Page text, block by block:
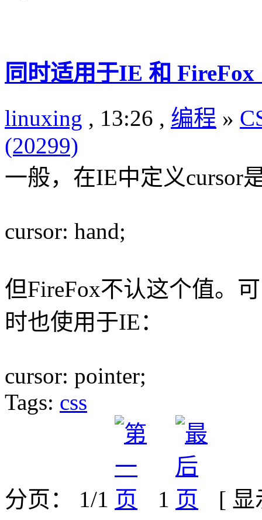
同时适用于IE 和 FireFox
linuxing , 13:26 , 编程 »
(20299)
一般，在IE中定义cursor
cursor: hand;
但FireFox不认这个值。
时也使用于IE：
cursor: pointer;
Tags: css
分页： 1/1 1 [